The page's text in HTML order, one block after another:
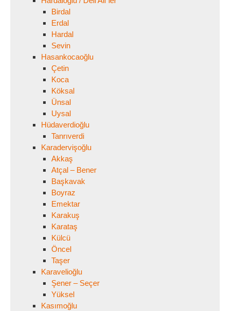
Birdal
Erdal
Hardal
Sevin
Hasankocaoğlu
Çetin
Koca
Köksal
Ünsal
Uysal
Hüdaverdioğlu
Tanrıverdi
Karadervişoğlu
Akkaş
Atçal – Bener
Başkavak
Boyraz
Emektar
Karakuş
Karataş
Külcü
Öncel
Taşer
Karavelioğlu
Şener – Seçer
Yüksel
Kasımoğlu